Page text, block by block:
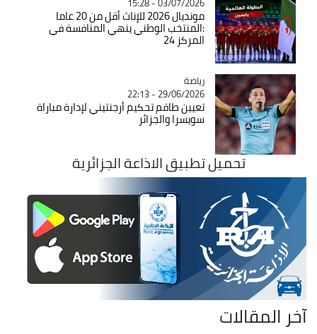
مونديال 2026 للإناث أقل من 20 عاما
:المنتخب الوطني ينهي المنافسة في
المركز 24
Catégorie
رياضة
29/06/2026 - 22:13
تعيين طاقم تحكيم أرجنتيني لإدارة مباراة
سويسرا والجزائر
تحميل تطبيق الاذاعة الجزائرية
آخر المقالات